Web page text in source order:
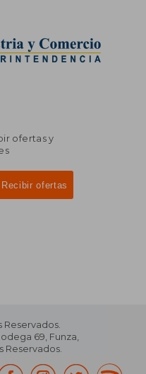
ofertas y
69 Funza
Reservados.